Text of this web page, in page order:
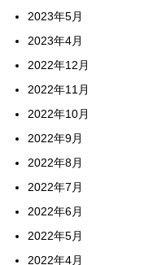
2023年5月
2023年4月
2022年12月
2022年11月
2022年10月
2022年9月
2022年8月
2022年7月
2022年6月
2022年5月
2022年4月